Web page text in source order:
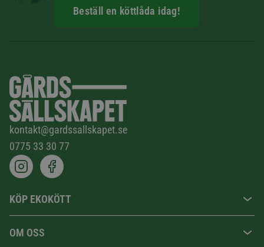
Beställ en köttlåda idag!
kontakt@gardssallskapet.se
0775 33 30 77
KÖP EKOKÖTT
OM OSS